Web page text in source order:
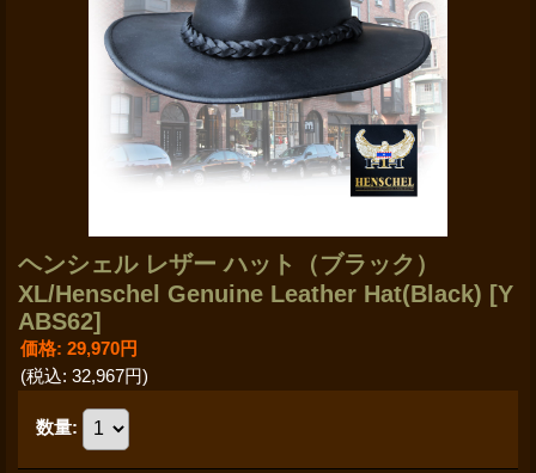
ヘンシェル レザー ハット（ブラック）
XL/Henschel Genuine Leather Hat(Black) [Y
ABS62]
価格: 29,970円
(税込: 32,967円)
数量: